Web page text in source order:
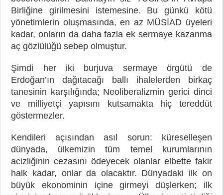
Birliğine girilmesini istemesine. Bu günkü kötü
yönetimlerin oluşmasında, en az MÜSİAD üyeleri
kadar, onların da daha fazla ek sermaye kazanma
aç gözlülüğü sebep olmuştur.
Şimdi her iki burjuva sermaye örgütü de
Erdoğan’ın dağıtacağı ballı ihalelerden birkaç
tanesinin karşılığında; Neoliberalizmin gerici dinci
ve milliyetçi yapısını kutsamakta hiç tereddüt
göstermezler.
Kendileri açısından asıl sorun: küreselleşen
dünyada, ülkemizin tüm temel kurumlarının
acizliğinin cezasını ödeyecek olanlar elbette fakir
halk kadar, onlar da olacaktır. Dünyadaki ilk on
büyük ekonominin içine girmeyi düşlerken; ilk